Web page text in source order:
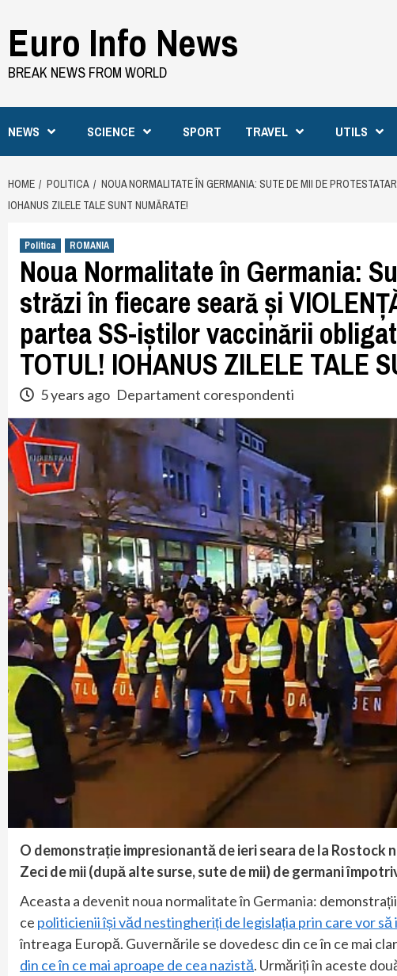
to
content
Euro Info News
BREAK NEWS FROM WORLD
NEWS SCIENCE SPORT TRAVEL UTILS
HOME POLITICA
NOUA NORMALITATE ÎN GERMANIA: SUTE DE MII DE
IOHANUS ZILELE TALE SUNT NUMĂRATE!
Politica ROMANIA
Noua Normalitate în Germania:
străzi în fiecare seară și
partea SS-iștilor vaccinării
TOTUL! IOHANUS ZILELE TALE
5 years ago Departament corespondenti
O demonstrație impresionantă de ieri seara de la Rostock
Zeci de mii (după alte surse, sute de mii) de germani
Aceasta a devenit noua normalitate în Germania:
ce politicienii își văd nestingheriți de legislația prin care vor
întreaga Europă. Guvernările se dovedesc din ce în ce mai
din ce în ce mai aproape de cea nazistă. Urmăriți în aceste